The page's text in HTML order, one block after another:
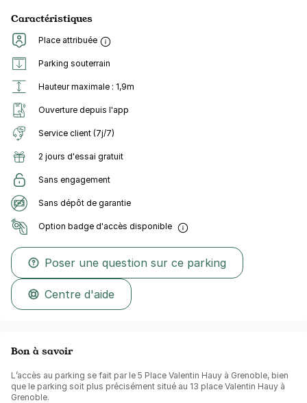
Caractéristiques
Place attribuée
Parking souterrain
Hauteur maximale : 1,9m
Ouverture depuis l'app
Service client (7j/7)
2 jours d'essai gratuit
Sans engagement
Sans dépôt de garantie
Option badge d'accès disponible
Poser une question sur ce parking
Centre d'aide
Bon à savoir
L’accès au parking se fait par le 5 Place Valentin Hauy à Grenoble, bien
que le parking soit plus précisément situé au 13 place Valentin Hauy à
Grenoble.